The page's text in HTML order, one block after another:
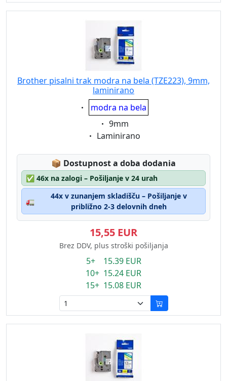
Brother pisalni trak modra na bela (TZE223), 9mm,
laminirano
Eigenschaft:
modra na bela
Eigenschaft:
9mm
Eigenschaft:
Laminirano
📦 Lagerstatus:
Dostupnost a doba dodania
✅ 46x na zalogi – Pošiljanje v 24 urah
🚛
44x v zunanjem skladišču – Pošiljanje v
približno 2-3 delovnih dneh
15,55 EUR
Brez DDV, plus stroški pošiljanja
5+ 15.39 EUR
10+ 15.24 EUR
15+ 15.08 EUR